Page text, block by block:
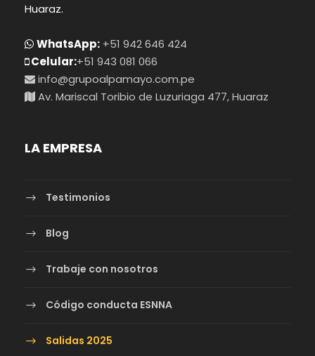
Huaraz.
WhatsApp: +51 942 646 424
Celular:+51 943 081 066
info@grupoalpamayo.com.pe
Av. Mariscal Toribio de Luzuriaga 477, Huaraz
LA EMPRESA
Testimonios
Blog
Trabaje con nosotros
Código conducta ESNNA
Salidas 2025